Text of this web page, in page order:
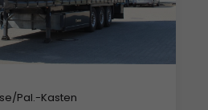
Pal.-Kasten